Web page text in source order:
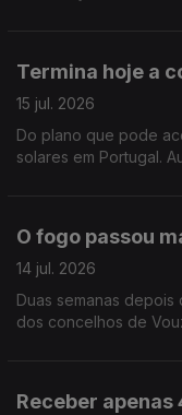
Termina hoje a
15 jul. 2026
Do plano que pode
solares em Portugal.
O fogo passou
14 jul. 2026
Duas semanas
dos concelhos de
Receber